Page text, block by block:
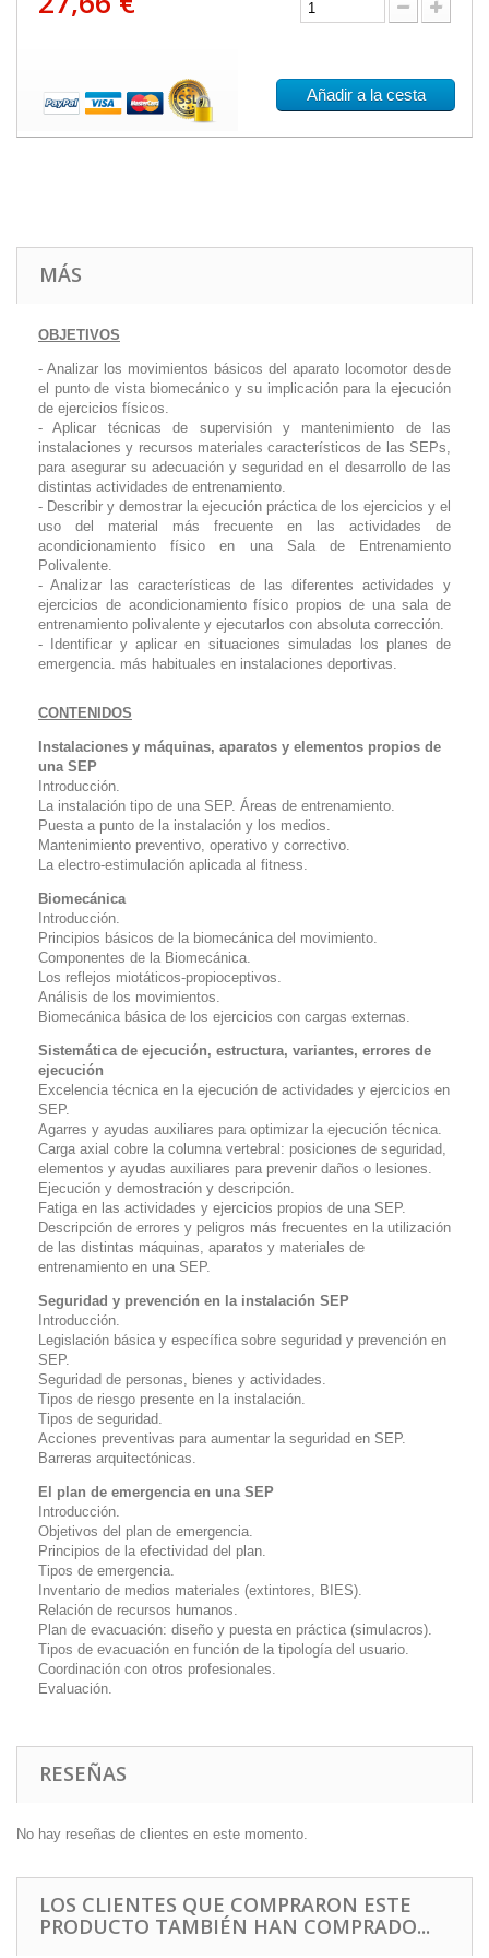
Añadir a la cesta
MÁS
OBJETIVOS
- Analizar los movimientos básicos del aparato locomotor desde
el punto de vista biomecánico y su implicación para la ejecución
de ejercicios físicos.
- Aplicar técnicas de supervisión y mantenimiento de las
instalaciones y recursos materiales característicos de las SEPs,
para asegurar su adecuación y seguridad en el desarrollo de las
distintas actividades de entrenamiento.
- Describir y demostrar la ejecución práctica de los ejercicios y el
uso del material más frecuente en las actividades de
acondicionamiento físico en una Sala de Entrenamiento
Polivalente.
- Analizar las características de las diferentes actividades y
ejercicios de acondicionamiento físico propios de una sala de
entrenamiento polivalente y ejecutarlos con absoluta corrección.
- Identificar y aplicar en situaciones simuladas los planes de
emergencia. más habituales en instalaciones deportivas.
CONTENIDOS
Instalaciones y máquinas, aparatos y elementos propios de
una SEP
Introducción.
La instalación tipo de una SEP. Áreas de entrenamiento.
Puesta a punto de la instalación y los medios.
Mantenimiento preventivo, operativo y correctivo.
La electro-estimulación aplicada al fitness.
Biomecánica
Introducción.
Principios básicos de la biomecánica del movimiento.
Componentes de la Biomecánica.
Los reflejos miotáticos-propioceptivos.
Análisis de los movimientos.
Biomecánica básica de los ejercicios con cargas externas.
Sistemática de ejecución, estructura, variantes, errores de
ejecución
Excelencia técnica en la ejecución de actividades y ejercicios en
SEP.
Agarres y ayudas auxiliares para optimizar la ejecución técnica.
Carga axial cobre la columna vertebral: posiciones de seguridad,
elementos y ayudas auxiliares para prevenir daños o lesiones.
Ejecución y demostración y descripción.
Fatiga en las actividades y ejercicios propios de una SEP.
Descripción de errores y peligros más frecuentes en la utilización
de las distintas máquinas, aparatos y materiales de
entrenamiento en una SEP.
Seguridad y prevención en la instalación SEP
Introducción.
Legislación básica y específica sobre seguridad y prevención en
SEP.
Seguridad de personas, bienes y actividades.
Tipos de riesgo presente en la instalación.
Tipos de seguridad.
Acciones preventivas para aumentar la seguridad en SEP.
Barreras arquitectónicas.
El plan de emergencia en una SEP
Introducción.
Objetivos del plan de emergencia.
Principios de la efectividad del plan.
Tipos de emergencia.
Inventario de medios materiales (extintores, BIES).
Relación de recursos humanos.
Plan de evacuación: diseño y puesta en práctica (simulacros).
Tipos de evacuación en función de la tipología del usuario.
Coordinación con otros profesionales.
Evaluación.
RESEÑAS
No hay reseñas de clientes en este momento.
LOS CLIENTES QUE COMPRARON ESTE
PRODUCTO TAMBIÉN HAN COMPRADO...